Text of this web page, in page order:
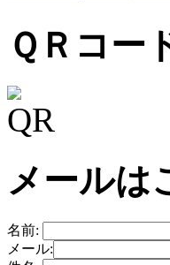
ＱＲコー
メールは
名前:
メール: